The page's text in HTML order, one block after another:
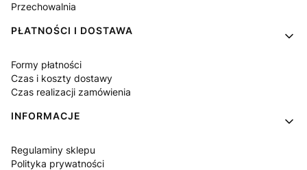
Przechowalnia
PŁATNOŚCI I DOSTAWA
Formy płatności
Czas i koszty dostawy
Czas realizacji zamówienia
INFORMACJE
Regulaminy sklepu
Polityka prywatności